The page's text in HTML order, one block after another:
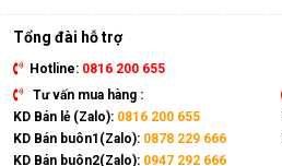
Tổng đài hỗ trợ
Hotline: 0816 200 655
Tư vấn mua hàng :
KD Bán lẻ (Zalo): 0816 200 655
KD Bán buôn1(Zalo): 0878 229 666
KD Bán buôn2(Zalo): 0947 292 666